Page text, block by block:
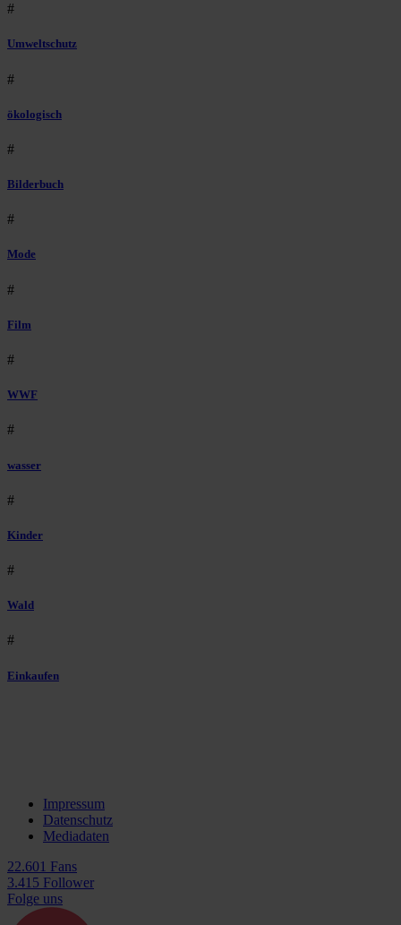
#
Umweltschutz
#
ökologisch
#
Bilderbuch
#
Mode
#
Film
#
WWF
#
wasser
#
Kinder
#
Wald
#
Einkaufen
Impressum
Datenschutz
Mediadaten
22.601 Fans
3.415 Follower
Folge uns